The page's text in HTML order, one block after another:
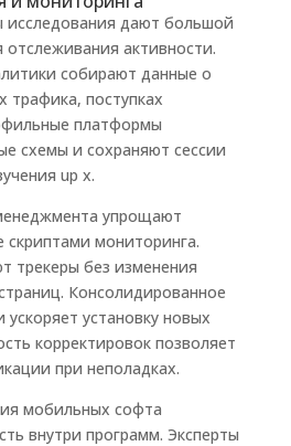
исследования дают большой
активности.
собирают данные о
трафика, поступках
платформы
схемы и сохраняют сессии
up x.
упрощают
мониторинга.
трекеры без изменения
Консолидированное
установку новых
корректировок позволяет
при неполадках.
мобильных софта
внутри программ. Эксперты